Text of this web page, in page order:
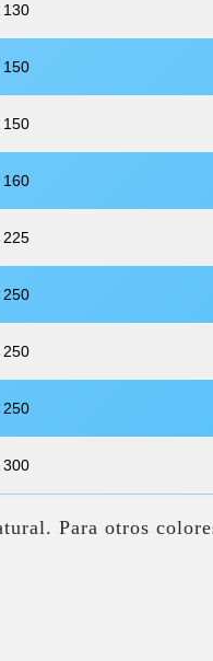
130
150
150
160
225
250
250
250
300
Para otros